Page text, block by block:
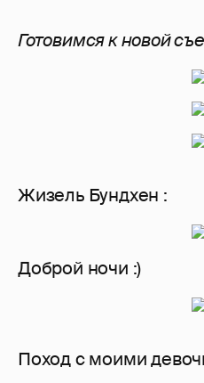
Готовимся к новой
Жизель Бундхен :
Доброй ночи :)
Поход с моими